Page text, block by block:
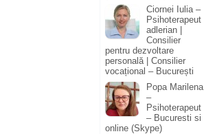
Ciornei Iulia –
Psihoterapeut
adlerian |
Consilier
pentru dezvoltare
personală | Consilier
vocațional – București
Popa Marilena
–
Psihoterapeut
– Bucuresti si
online (Skype)